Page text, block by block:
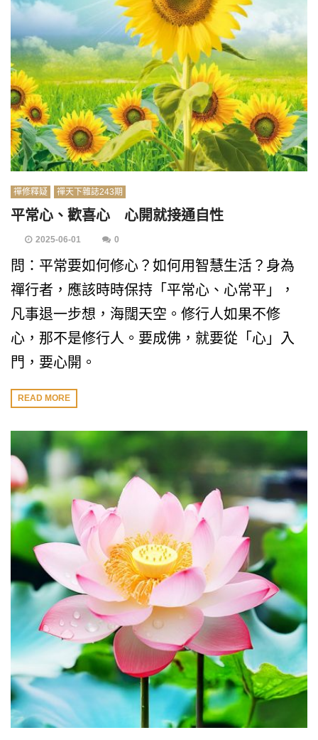
禪修釋疑 禪天下雜誌243期
平常心、歡喜心 心開就接通自性
2025-06-01 0
問：平常要如何修心？如何用智慧生活？身為
禪行者，應該時時保持「平常心、心常平」，
凡事退一步想，海闊天空。修行人如果不修
心，那不是修行人。要成佛，就要從「心」入
門，要心開。
READ MORE